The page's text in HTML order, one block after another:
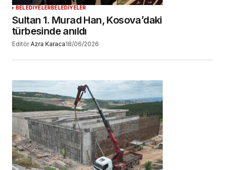
BELEDİYELERBELEDİYELER
Sultan 1. Murad Han, Kosova’daki
türbesinde anıldı
Editör Azra Karaca18/06/2026